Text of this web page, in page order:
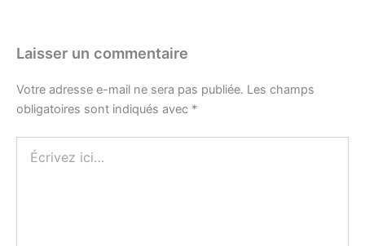
Laisser un commentaire
Votre adresse e-mail ne sera pas publiée. Les champs
obligatoires sont indiqués avec *
ici…